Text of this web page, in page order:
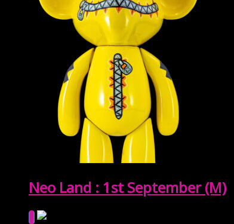
Neo Land : 1st September (M)